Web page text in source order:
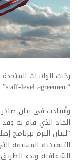
رحّبت الولايات
“staff-level agreement” بين الحكومة اللبنانية وصندوق النقد الدولي.
الجاد الذي قام به
“لبنان التزم
التنفيذية المسبقة
الشفافية وبدء